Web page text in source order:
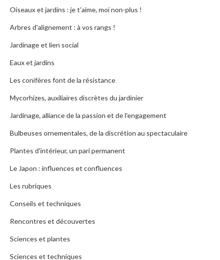
Oiseaux et jardins : je t’aime, moi non-plus !
Arbres d'alignement : à vos rangs !
Jardinage et lien social
Eaux et jardins
Les conifères font de la résistance
Mycorhizes, auxiliaires discrètes du jardinier
Jardinage, alliance de la passion et de l'engagement
Bulbeuses ornementales, de la discrétion au spectaculaire
Plantes d'intérieur, un pari permanent
Le Japon : influences et confluences
Les rubriques
Conseils et techniques
Rencontres et découvertes
Sciences et plantes
Sciences et techniques